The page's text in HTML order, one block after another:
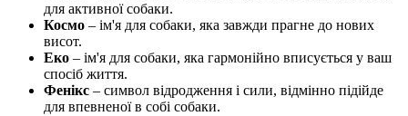
для активної собаки.
Космо – ім'я для собаки, яка завжди прагне до нових
висот.
Еко – ім'я для собаки, яка гармонійно вписується у ваш
спосіб життя.
Фенікс – символ відродження і сили, відмінно підійде
для впевненої в собі собаки.